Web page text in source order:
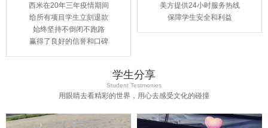
西米在20年三年疫情期间
给所有项目学生立刻退款
始终坚持不倒闭不跑路
赢得了良好的信誉和口碑
美方提供24小时服务热线
保障学生安全和利益
学生分享
Student Testmonies
用眼睛去看精彩的世界，用心去感受文化的碰撞